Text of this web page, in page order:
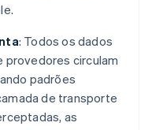
: Todos os dados
provedores circulam
padrões
de transporte
as